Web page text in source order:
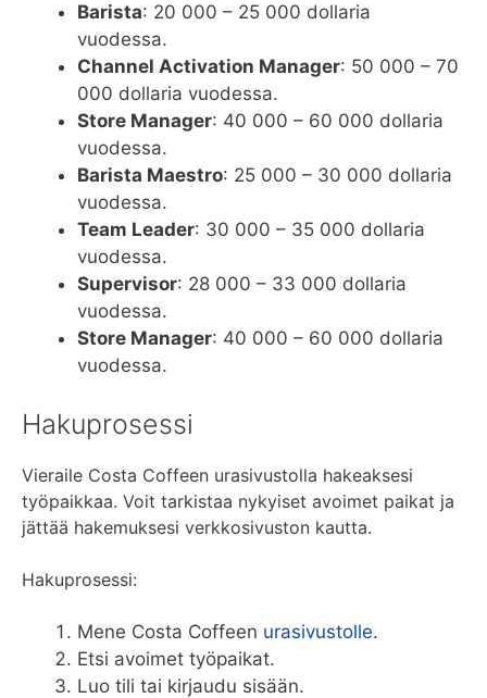
Barista: 20 000 – 25 000 dollaria
vuodessa.
Channel Activation Manager: 50 000 – 70
000 dollaria vuodessa.
Store Manager: 40 000 – 60 000 dollaria
vuodessa.
Barista Maestro: 25 000 – 30 000 dollaria
vuodessa.
Team Leader: 30 000 – 35 000 dollaria
vuodessa.
Supervisor: 28 000 – 33 000 dollaria
vuodessa.
Store Manager: 40 000 – 60 000 dollaria
vuodessa.
Hakuprosessi
Vieraile Costa Coffeen urasivustolla hakeaksesi
työpaikkaa. Voit tarkistaa nykyiset avoimet paikat ja
jättää hakemuksesi verkkosivuston kautta.
Hakuprosessi:
Mene Costa Coffeen urasivustolle.
Etsi avoimet työpaikat.
Luo tili tai kirjaudu sisään.